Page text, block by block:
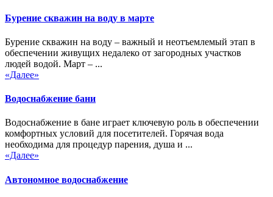
Бурение скважин на воду в марте
Бурение скважин на воду – важный и неотъемлемый этап в
обеспечении живущих недалеко от загородных участков
людей водой. Март – ...
«Далее»
Водоснабжение бани
Водоснабжение в бане играет ключевую роль в обеспечении
комфортных условий для посетителей. Горячая вода
необходима для процедур парения, душа и ...
«Далее»
Автономное водоснабжение